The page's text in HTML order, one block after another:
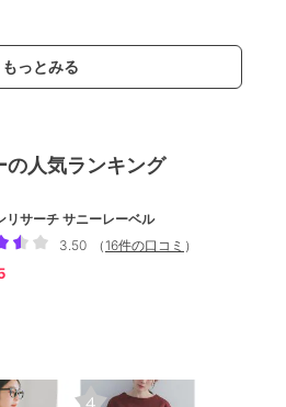
もっとみる
人気ランキング
リサーチ サニーレーベル
3.50
（ 16件の口コミ ）